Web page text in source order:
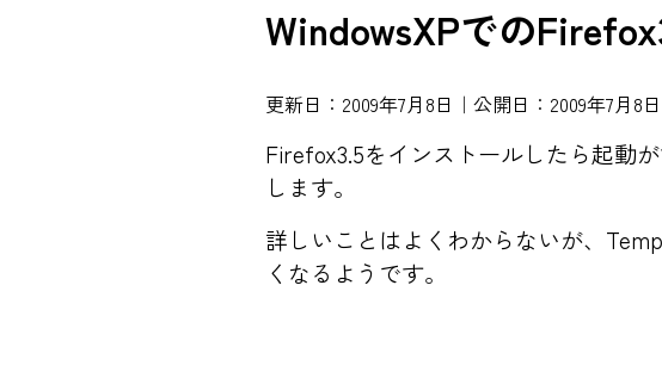
WindowsXPでの
更新日：2009年7月8日｜公開日：2009年7月8日
Firefox3.5をインストールしたら起動
します。
詳しいことはよくわからないが、
くなるようです。